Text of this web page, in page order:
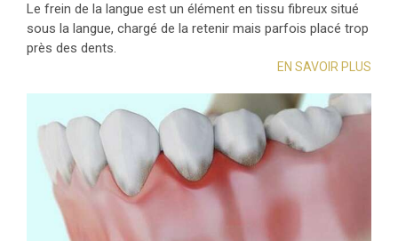
Le frein de la langue est un élément en tissu fibreux situé
sous la langue, chargé de la retenir mais parfois placé trop
près des dents.
EN SAVOIR PLUS